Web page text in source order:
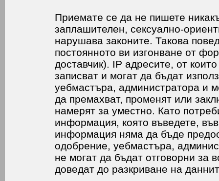
Приемате се да не пишете
заплашителен, сексуално-
нарушава законите. Такова
постоянното ви изгонване от
доставчик). IP адресите, от
записват и могат да бъдат
уебмастъра, администратора и
да премахват, променят или
намерят за уместно. Като
информация, която въведете,
информация няма да бъде
одобрение, уебмастъра,
не могат да бъдат отговорни за
доведат до разкриване на